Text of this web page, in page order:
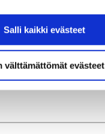
Salli kaikki evästeet
välttämättömät evästeet
jäljillä
kaupunki
| Uusi